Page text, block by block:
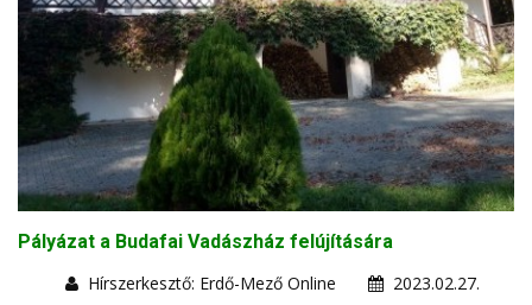
Pályázat a Budafai Vadászház felújítására
Hírszerkesztő: Erdő-Mező Online
2023.02.27.